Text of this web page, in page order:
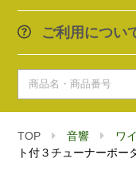
ご利用につい
TOP 音響 ワ
ト付３チューナーポー